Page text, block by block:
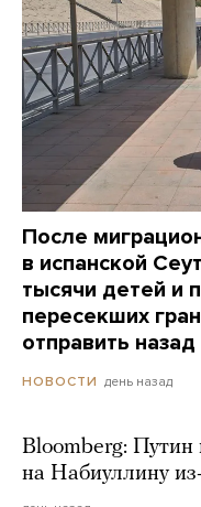
После
в испанской
тысячи детей и
пересекших
отправить назад
НОВОСТИ день назад
Bloomberg: Путин
на Набиуллину